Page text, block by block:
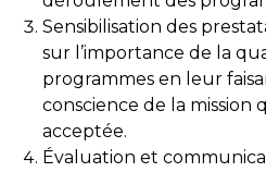
Sensibilisation des
sur l’importance de la
programmes en leur
conscience de la mission
acceptée.
Évaluation et